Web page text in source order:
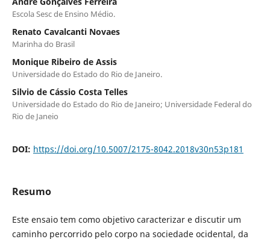
Escola Sesc de Ensino Médio.
Renato Cavalcanti Novaes
Marinha do Brasil
Monique Ribeiro de Assis
Universidade do Estado do Rio de Janeiro.
Silvio de Cássio Costa Telles
Universidade do Estado do Rio de Janeiro; Universidade Federal do
Rio de Janeio
DOI: https://doi.org/10.5007/2175-8042.2018v30n53p181
Resumo
Este ensaio tem como objetivo caracterizar e discutir um
caminho percorrido pelo corpo na sociedade ocidental, da